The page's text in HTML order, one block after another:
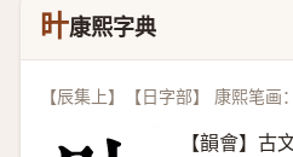
旪康熙字典
【辰集上】【日字部】 康熙笔画
【韻會】古